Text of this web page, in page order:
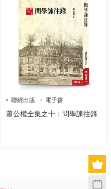
聯經出版 電子書
蕭公權全集之十：問學諫往錄